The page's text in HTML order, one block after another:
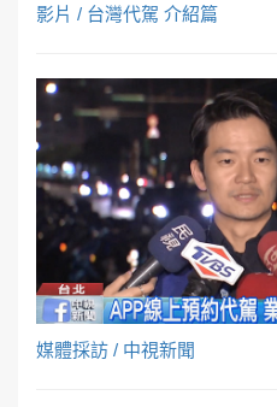
影片 / 台灣代駕 介紹篇
媒體採訪 / 中視新聞